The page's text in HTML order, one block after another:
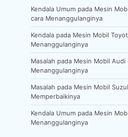
Kendala Umum pada Mesin
cara Menanggulanginya
Kendala pada Mesin Mobil
Menanggulanginya
Masalah pada Mesin Mobil
Menanggulanginya
Masalah pada Mesin Mobil
Memperbaikinya
Kendala Umum pada Mesin
Menanggulanginya